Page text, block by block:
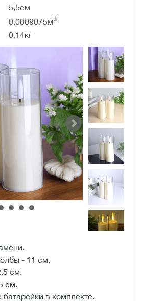
5,5см
0,0009075м3
0,14кг
- 11 см.
см.
см.
в комплекте.